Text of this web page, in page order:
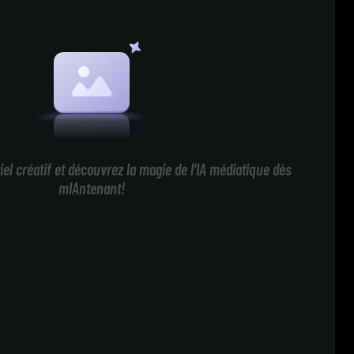
créatif et découvrez la magie de l'IA médiatique dès
mIAntenant!